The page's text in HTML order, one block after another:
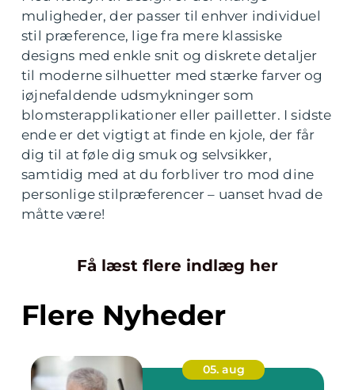
muligheder, der passer til enhver individuel
stil præference, lige fra mere klassiske
designs med enkle snit og diskrete detaljer
til moderne silhuetter med stærke farver og
iøjnefaldende udsmykninger som
blomsterapplikationer eller pailletter. I sidste
ende er det vigtigt at finde en kjole, der får
dig til at føle dig smuk og selvsikker,
samtidig med at du forbliver tro mod dine
personlige stilpræferencer – uanset hvad de
måtte være!
Få læst flere indlæg her
Flere Nyheder
05. aug